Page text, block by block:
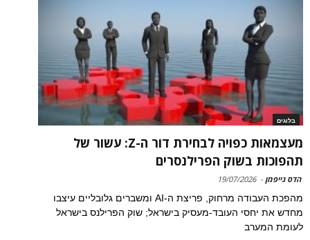
בלוגים
מעצמאות כפויה לבחירת דור ה-Z: עשור של
תהפוכות בשוק הפרילנסרים
הדס גייפמן -
19/07/2026
מהפכת העבודה מרחוק, פריצת ה-AI ומשברים גלובליים עיצבו
מחדש את יחסי העובד-מעסיק בישראל; שוק הפרילנס בישראל
לעומת המערב